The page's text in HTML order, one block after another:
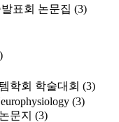
표회 논문집 (3)
학회 학술대회 (3)
(3)
문지 (3)